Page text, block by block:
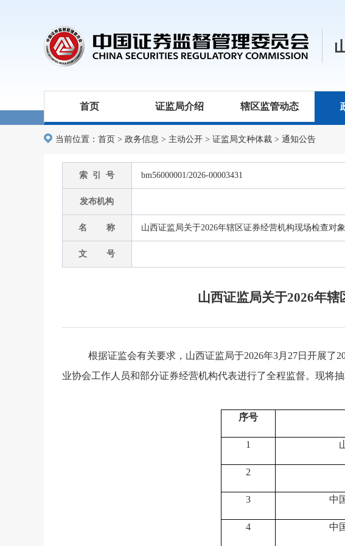
首页 证监局介绍 辖区监管动态
当前位置： 首页 > 政务信息 > 主动公开 > 证监局文种体裁 > 通知公告
索 引 号 bm56000001/2026-00003431
发布机构
名 称 山西证监局关于2026年辖区证券经营机构现场检查对
文 号
山西证监局关于2026年
根据证监会有关要求， 山西证监局于2026年3月27日开展了
业协会工作人员和部分证券经营机构代表进行了全程监督。现将
序号
1
2
3 中
4 中